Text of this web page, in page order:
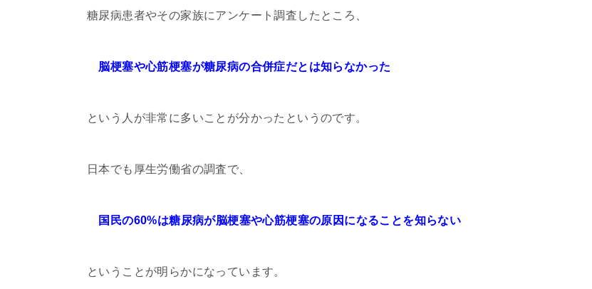
糖尿病患者やその家族にアンケート調査したところ、
脳梗塞や心筋梗塞が糖尿病の合併症だとは知らなかった
という人が非常に多いことが分かったというのです。
日本でも厚生労働省の調査で、
国民の60%は糖尿病が脳梗塞や心筋梗塞の原因になることを知らない
ということが明らかになっています。